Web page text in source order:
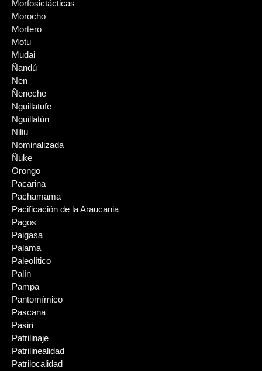
Morfosictácticas
Morocho
Mortero
Motu
Mudai
Ñandú
Nen
Ñeneche
Nguillatufe
Nguillatún
Niliu
Nominalizada
Ñuke
Orongo
Pacarina
Pachamama
Pacificación de la Araucania
Pagos
Paigasa
Palama
Paleolítico
Palín
Pampa
Pantomímico
Pascana
Pasiri
Patrilinaje
Patrilinealidad
Patrilocalidad